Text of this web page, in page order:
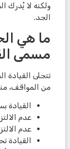
ولكنه لا يُدرك
الجد.
ما هي
مسمى
تتجلى القيادة
من المواقف،
القيادة
عدم
عدم
القيادة